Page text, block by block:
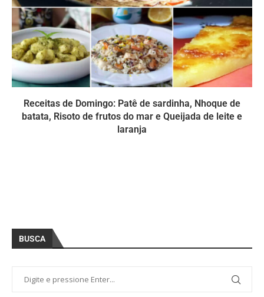
Receitas de Domingo: Patê de sardinha, Nhoque de
batata, Risoto de frutos do mar e Queijada de leite e
laranja
BUSCA